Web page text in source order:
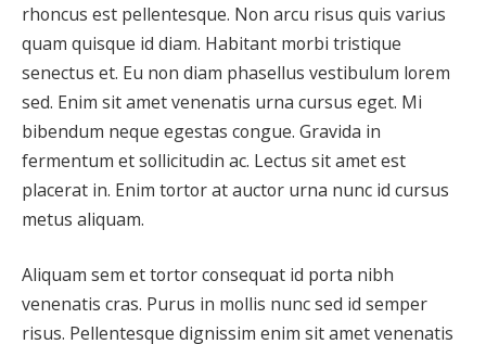
rhoncus est pellentesque. Non arcu risus quis varius
quam quisque id diam. Habitant morbi tristique
senectus et. Eu non diam phasellus vestibulum lorem
sed. Enim sit amet venenatis urna cursus eget. Mi
bibendum neque egestas congue. Gravida in
fermentum et sollicitudin ac. Lectus sit amet est
placerat in. Enim tortor at auctor urna nunc id cursus
metus aliquam.
Aliquam sem et tortor consequat id porta nibh
venenatis cras. Purus in mollis nunc sed id semper
risus. Pellentesque dignissim enim sit amet venenatis